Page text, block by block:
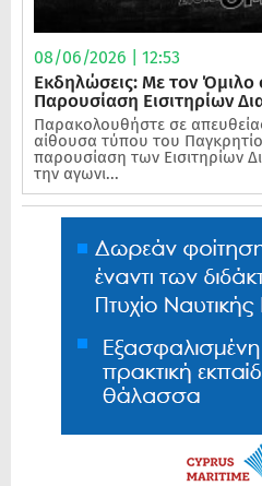
08/06/2026 | 12:53
Εκδηλώσεις: Με τον Όμιλο
Παρουσίαση Εισιτηρίων
Παρακολουθήστε σε
αίθουσα τύπου του
παρουσίαση των Εισιτηρίων
την αγωνι...